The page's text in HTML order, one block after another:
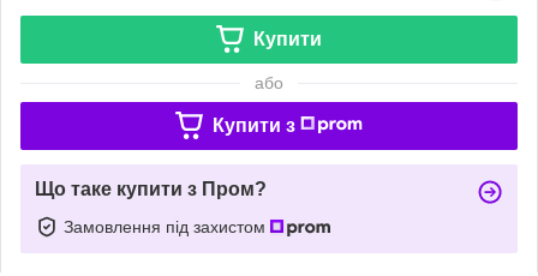
Купити
або
Купити з
Що таке купити з Пром?
Замовлення під захистом